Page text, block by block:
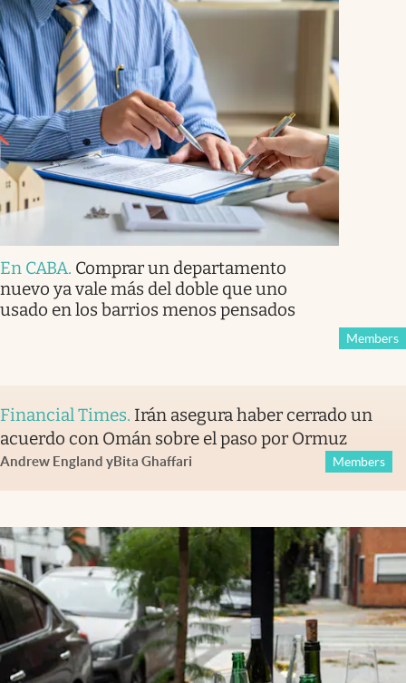
En CABA. Comprar un departamento
nuevo ya vale más del doble que uno
usado en los barrios menos pensados
Members
Financial Times. Irán asegura haber cerrado un
acuerdo con Omán sobre el paso por Ormuz
Andrew England yBita Ghaffari Members